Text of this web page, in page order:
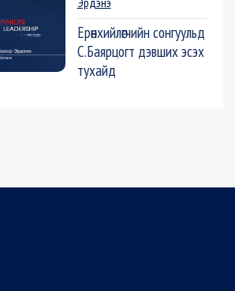
Ерөнхийлөгчийн сонгуульд
С.Баярцогт дэвших эсэх
тухайд